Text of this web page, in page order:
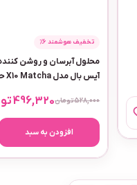
تخفیف هوشمند 6٪
محلول آبرسان و روشن
528,000تومان496,320
افزودن به سبد